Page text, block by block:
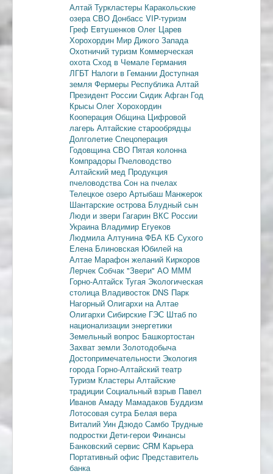
Алтай Туркластеры Каракольские
озераСВО Донбасс VIP-туризм
Греф Евтушенков Олег Царев
Хорохордин Мир Дикого Запада
Охотничий туризм Коммерческая
охотаСход в Чемале Германия
ЛГБТ Налоги в Гемании Доступная
земля Фермеры Республика Алтай
Президент России Сидик Афган Год
Крысы Олег Хорохордин
Кооперация Община Цифровой
лагерь Алтайские старообрядцы
Долголетие Спецоперация
Годовщина СВО Пятая колонна
Компрадоры Пчеловодство
Алтайский мед Продукция
пчеловодстваСон на пчелах
Телецкое озеро Артыбаш Манжерок
Шантарские острова Блудный сын
Люди и звери Гагарин ВКС России
Украина Владимир Егуеков
Людмила АлтунинаФБА КБ Сухого
Елена Блиновская Юбилей на
Алтае Марафон желаний Киркоров
Лерчек Собчак "Звери" АО МММ
Горно-Алтайск Тугая Экологическая
столица Владивосток DNS Парк
Нагорный Олигархи на Алтае
Олигархи Сибирские ГЭС Штаб по
национализации энергетики
Земельный вопрос Башкортостан
Захват земли Золотодобыча
Достопримечательности Экология
города Горно-Алтайский театр
Туризм Кластеры Алтайские
традиции Социальный взрыв Павел
Иванов Амаду Мамадаков Буддизм
Лотосовая сутра Белая вера
Виталий Уин Дзюдо Самбо Трудные
подростки Дети-герои Финансы
Банковский сервис CRM Карьера
Портативный офис Представитель
банка